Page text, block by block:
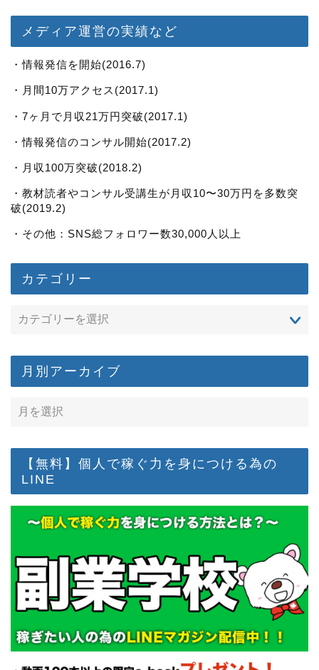
メディア運営の実績など
・情報発信を開始(2016.7)
・月間10万アクセス(2017.1)
・7ヶ月で月収21万円突破(2017.1)
・情報発信のコンサル開始(2017.2)
・月収100万突破(2018.2)
・教材読者やコンサル受講生が月収10〜30万円を多数突
破(2019.2)
・その他：SNS総フォロワー数30,000人以上
カテゴリー
月別アーカイブ
【無料】個人で稼ぐ力を身につける為の
LINE